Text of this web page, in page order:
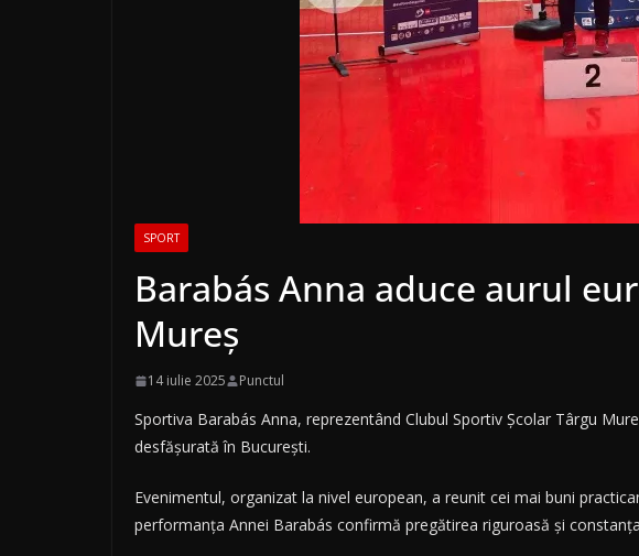
SPORT
Barabás Anna aduce aurul
Mureș
14 iulie 2025 Punctul
Sportiva Barabás Anna, reprezentând Clubul Sportiv Școlar Târgu
desfășurată în București.
Evenimentul, organizat la nivel european, a reunit cei mai buni
performanța Annei Barabás confirmă pregătirea riguroasă și